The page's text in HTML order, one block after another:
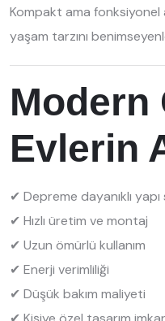
Kompakt ama fonksiyonel
yaşam tarzını
Modern
Evlerin
✔ Depreme dayanıklı
✔ Hızlı üretim ve montaj
✔ Uzun ömürlü kullanım
✔ Enerji verimliliği
✔ Düşük bakım maliyeti